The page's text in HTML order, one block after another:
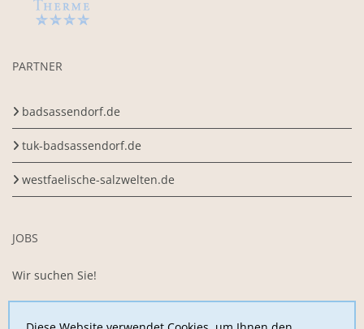
PARTNER
badsassendorf.de
tuk-badsassendorf.de
westfaelische-salzwelten.de
JOBS
Wir suchen Sie!